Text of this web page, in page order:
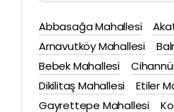
Abbasağa Mahallesi
Arnavutköy Mahallesi
Bebek Mahallesi
Dikilitaş Mahallesi
Etiler
Gayrettepe Mahallesi